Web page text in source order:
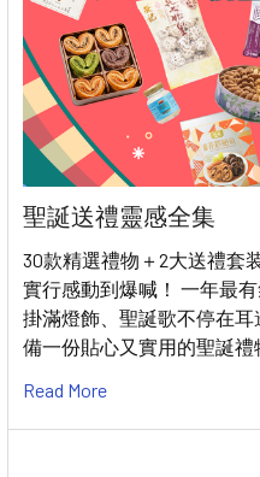
聖誕送禮靈感全集
30款精選禮物＋2大送禮套
實行感動到爆喊！ 一年最
掛滿燈飾、聖誕歌不停在
備一份貼心又實用的聖誕禮
Read More